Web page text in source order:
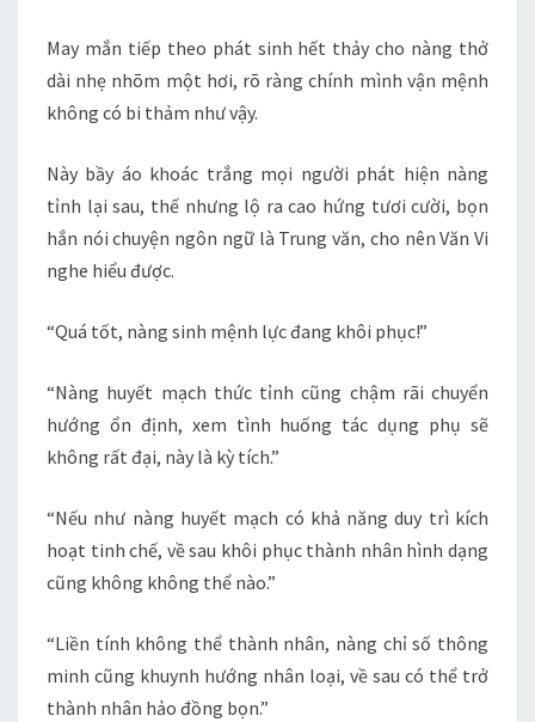
May mắn tiếp theo phát sinh hết thảy cho nàng thở
dài nhẹ nhõm một hơi, rõ ràng chính mình vận mệnh
không có bi thảm như vậy.
Này bầy áo khoác trắng mọi người phát hiện nàng
tỉnh lại sau, thế nhưng lộ ra cao hứng tươi cười, bọn
hắn nói chuyện ngôn ngữ là Trung văn, cho nên Văn Vi
nghe hiểu được.
“Quá tốt, nàng sinh mệnh lực đang khôi phục!”
“Nàng huyết mạch thức tỉnh cũng chậm rãi chuyển
hướng ổn định, xem tình huống tác dụng phụ sẽ
không rất đại, này là kỳ tích.”
“Nếu như nàng huyết mạch có khả năng duy trì kích
hoạt tinh chế, về sau khôi phục thành nhân hình dạng
cũng không không thể nào.”
“Liền tính không thể thành nhân, nàng chỉ số thông
minh cũng khuynh hướng nhân loại, về sau có thể trở
thành nhân hảo đồng bọn.”